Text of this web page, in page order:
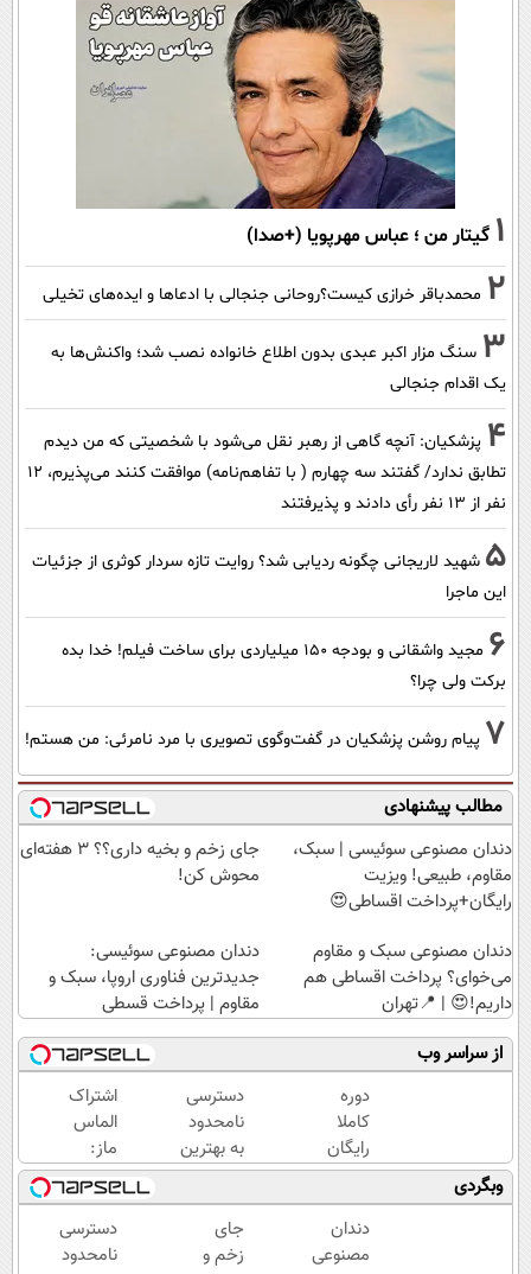
1 گیتار من ؛ عباس مهرپویا (+صدا)
2 محمدباقر خرازی کیست؟روحانی جنجالی با ادعاها و ایده‌های تخیلی
3 سنگ مزار اکبر عبدی بدون اطلاع خانواده نصب شد؛ واکنش‌ها به
یک اقدام جنجالی
4 پزشکیان‌: آنچه گاهی از رهبر نقل می‌شود با شخصیتی که من دیدم
تطابق ندارد/ گفتند سه چهارم ( با تفاهم‌نامه) موافقت کنند می‌پذیرم، 12
نفر از 13 نفر رأی دادند و پذیرفتند
5 شهید لاریجانی چگونه ردیابی شد؟ روایت تازه سردار کوثری از جزئیات
این ماجرا
6
مجید واشقانی و بودجه 150 میلیاردی برای ساخت فیلم! خدا بده
برکت ولی چرا؟
7 پیام روشن پزشکیان در گفت‌و‌گوی تصویری با مرد نامرئی: من هستم!
مطالب پیشنهادی
دندان مصنوعی سوئیسی | سبک،
مقاوم، طبیعی! ویزیت
رایگان+پرداخت اقساطی😍
جای زخم و بخیه داری؟؟ 3 هفته‌ای
محوش کن!
دندان مصنوعی سبک و مقاوم
می‌خوای؟ پرداخت اقساطی هم
داریم!😍 | 📍تهران
دندان مصنوعی سوئیسی:
جدیدترین فناوری اروپا، سبک و
مقاوم | پرداخت قسطی
از سراسر وب
دوره
کاملا
رایگان
گروه
آموزشی
ماز
(برای
دسترسی
نامحدود
به بهترین
آموزش‌ها
تا روز
کنکور
اشتراک
الماس
ماز:
راهی به
سوی
موفقیت
کنکور!
وبگردی
دندان
مصنوعی
جای
زخم و
دسترسی
نامحدود